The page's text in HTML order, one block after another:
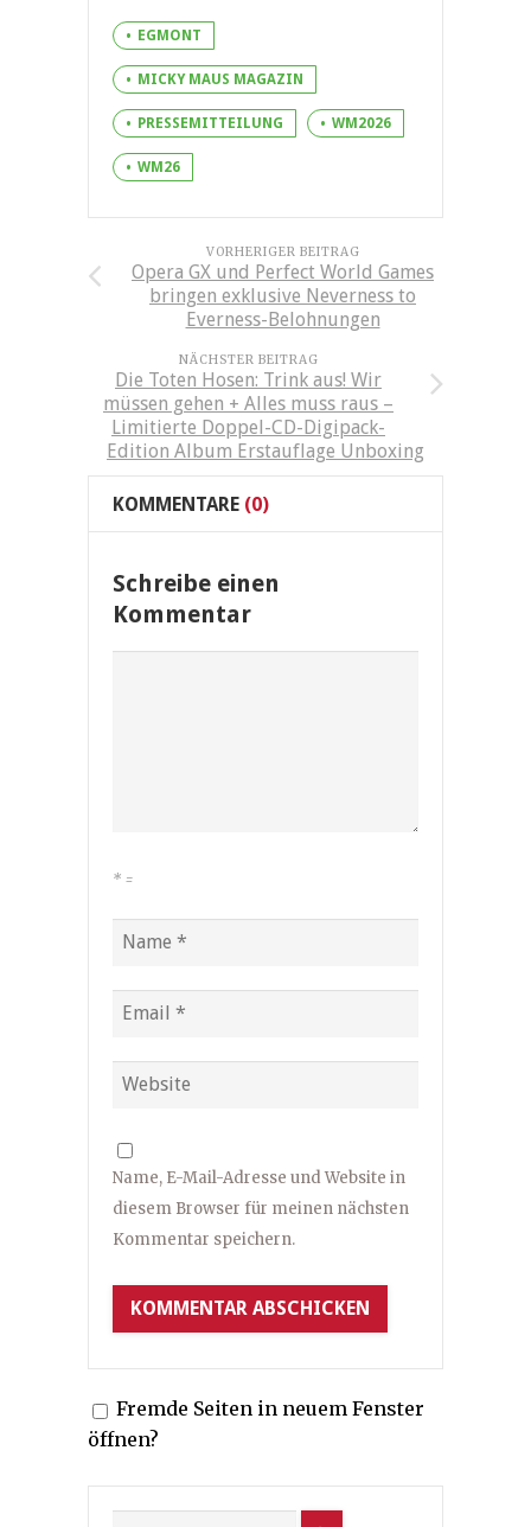
EGMONT
MICKY MAUS MAGAZIN
PRESSEMITTEILUNG WM2026
WM26
VORHERIGER BEITRAG
Opera GX und Perfect World Games
bringen exklusive Neverness to
Everness-Belohnungen
NÄCHSTER BEITRAG
Die Toten Hosen: Trink aus! Wir
müssen gehen + Alles muss raus –
Limitierte Doppel-CD-Digipack-
Edition Album Erstauflage Unboxing
KOMMENTARE (0)
Schreibe einen
Kommentar
* =
Name, E-Mail-Adresse und Website in
diesem Browser für meinen nächsten
Kommentar speichern.
Fremde Seiten in neuem Fenster
öffnen?